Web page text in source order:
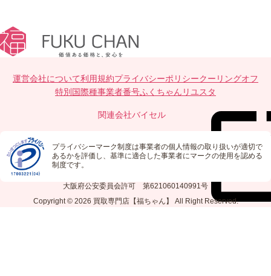
運営会社について利用規約プライバシーポリシークーリングオフ
特別国際種事業者番号ふくちゃんリユスタ
関連会社バイセル
プライバシーマーク制度は事業者の個人情報の取り扱いが適切で
あるかを評価し、基準に適合した事業者にマークの使用を認める
制度です。
大阪府公安委員会許可 第621060140991号
Copyright © 2026 買取専門店【福ちゃん】 All Right Reserved.